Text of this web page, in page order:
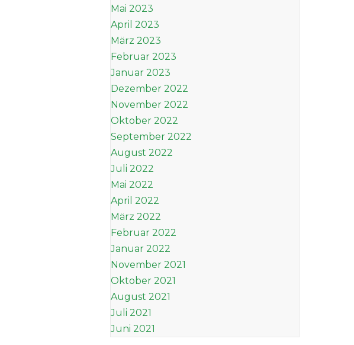
Mai 2023
April 2023
März 2023
Februar 2023
Januar 2023
Dezember 2022
November 2022
Oktober 2022
September 2022
August 2022
Juli 2022
Mai 2022
April 2022
März 2022
Februar 2022
Januar 2022
November 2021
Oktober 2021
August 2021
Juli 2021
Juni 2021